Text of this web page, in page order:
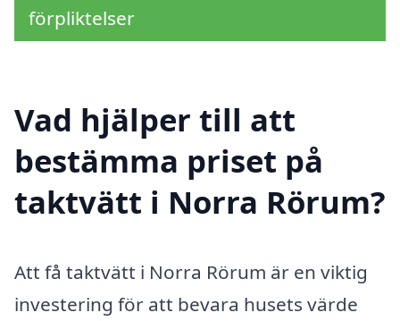
förpliktelser
Vad hjälper till att
bestämma priset på
taktvätt i Norra Rörum?
Att få taktvätt i Norra Rörum är en viktig
investering för att bevara husets värde